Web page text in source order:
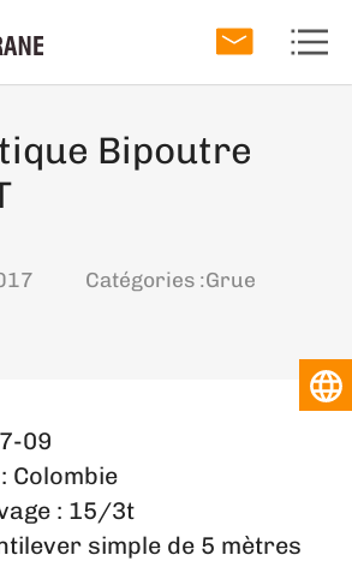
Bipoutre
Catégories :Grue
09
Colombie
: 15/3t
simple de 5 mètres